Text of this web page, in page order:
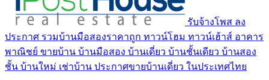
รับจ้างโพส ลง
ประกาศ รวมบ้านมือสองราคาถูก ทาวน์โฮม ทาวน์เฮ้าส์ อาคาร
พาณิชย์ ขายบ้าน บ้านมือสอง บ้านเดี่ยว บ้านชั้นเดียว บ้านสอง
ชั้น บ้านใหม่ เช่าบ้าน ประกาศขายบ้านเดี่ยว ในประเทศไทย